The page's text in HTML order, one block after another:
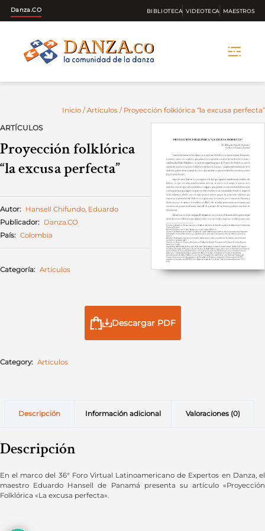
Danza.CO BIBLIOTECA VIDEOTECA MAESTROS
Inicio / Artículos / Proyección folklórica “la excusa perfecta”
ARTÍCULOS
Proyección folklórica
“la excusa perfecta”
Autor: Hansell Chifundo, Eduardo
Publicador: Danza.CO
País: Colombia
Categoría: Artículos
Descargar PDF
Category: Artículos
Descripción Información adicional Valoraciones (0)
Descripción
En el marco del 36° Foro Virtual Latinoamericano de Expertos en Danza, el
maestro Eduardo Hansell de Panamá presenta su artículo «Proyección
Folklórica «La excusa perfecta».